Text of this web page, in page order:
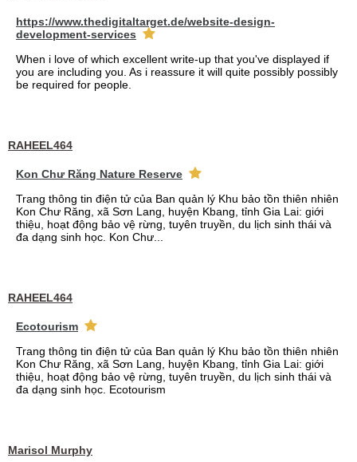
https://www.thedigitaltarget.de/website-design-
development-services
When i love of which excellent write-up that you've displayed if
you are including you. As i reassure it will quite possibly possibly
be required for people.
RAHEEL464
Kon Chư Răng Nature Reserve
Trang thông tin điện tử của Ban quản lý Khu bảo tồn thiên nhiên
Kon Chư Răng, xã Sơn Lang, huyện Kbang, tỉnh Gia Lai: giới
thiệu, hoạt động bảo vệ rừng, tuyên truyền, du lịch sinh thái và
đa dạng sinh học. Kon Chư...
RAHEEL464
Ecotourism
Trang thông tin điện tử của Ban quản lý Khu bảo tồn thiên nhiên
Kon Chư Răng, xã Sơn Lang, huyện Kbang, tỉnh Gia Lai: giới
thiệu, hoạt động bảo vệ rừng, tuyên truyền, du lịch sinh thái và
đa dạng sinh học. Ecotourism
Marisol Murphy